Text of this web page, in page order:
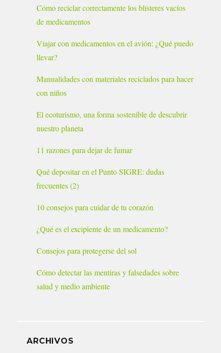
Cómo reciclar correctamente los blísteres vacíos
de medicamentos
Viajar con medicamentos en el avión: ¿Qué puedo
llevar?
Manualidades con materiales reciclados para hacer
con niños
El ecoturismo, una forma sostenible de descubrir
nuestro planeta
11 razones para dejar de fumar
Qué depositar en el Punto SIGRE: dudas
frecuentes (2)
10 consejos para cuidar de tu corazón
¿Qué es el excipiente de un medicamento?
Consejos para protegerse del sol
Cómo detectar las mentiras y falsedades sobre
salud y medio ambiente
ARCHIVOS